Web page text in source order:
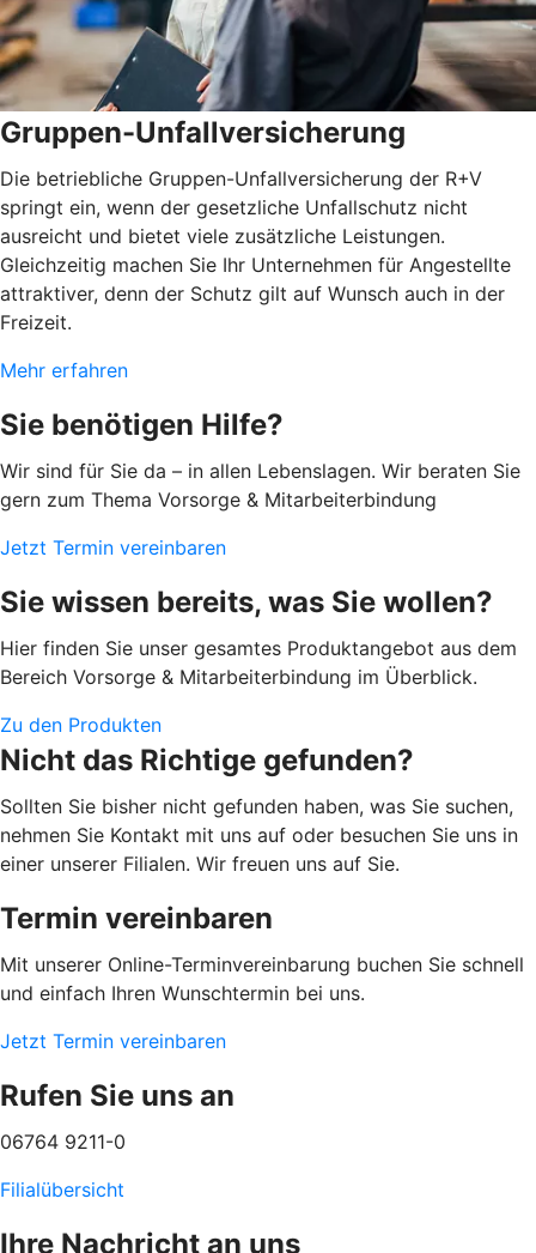
Gruppen-Unfallversicherung
Die betriebliche Gruppen-Unfallversicherung der R+V
springt ein, wenn der gesetzliche Unfallschutz nicht
ausreicht und bietet viele zusätzliche Leistungen.
Gleichzeitig machen Sie Ihr Unternehmen für Angestellte
attraktiver, denn der Schutz gilt auf Wunsch auch in der
Freizeit.
Mehr erfahren
Sie benötigen Hilfe?
Wir sind für Sie da – in allen Lebenslagen. Wir beraten Sie
gern zum Thema Vorsorge & Mitarbeiterbindung
Jetzt Termin vereinbaren
Sie wissen bereits, was Sie wollen?
Hier finden Sie unser gesamtes Produktangebot aus dem
Bereich Vorsorge & Mitarbeiterbindung im Überblick.
Zu den Produkten
Nicht das Richtige gefunden?
Sollten Sie bisher nicht gefunden haben, was Sie suchen,
nehmen Sie Kontakt mit uns auf oder besuchen Sie uns in
einer unserer Filialen. Wir freuen uns auf Sie.
Termin vereinbaren
Mit unserer Online-Terminvereinbarung buchen Sie schnell
und einfach Ihren Wunschtermin bei uns.
Jetzt Termin vereinbaren
Rufen Sie uns an
06764 9211-0
Filialübersicht
Ihre Nachricht an uns